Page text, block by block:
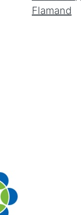
Flamand